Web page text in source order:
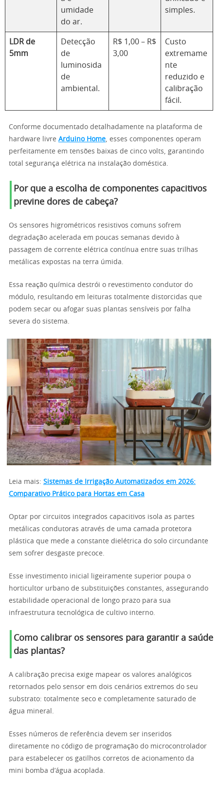
umidade
do ar.
simples.
LDR de
5mm
Detecção
de
luminosida
de
ambiental.
R$ 1,00 – R$
3,00
Custo
extremame
nte
reduzido e
calibração
fácil.
Conforme documentado detalhadamente na plataforma de
hardware livre Arduino Home, esses componentes operam
perfeitamente em tensões baixas de cinco volts, garantindo
total segurança elétrica na instalação doméstica.
Por que a escolha de componentes capacitivos
previne dores de cabeça?
Os sensores higrométricos resistivos comuns sofrem
degradação acelerada em poucas semanas devido à
passagem de corrente elétrica contínua entre suas trilhas
metálicas expostas na terra úmida.
Essa reação química destrói o revestimento condutor do
módulo, resultando em leituras totalmente distorcidas que
podem secar ou afogar suas plantas sensíveis por falha
severa do sistema.
Leia mais: Sistemas de Irrigação Automatizados em 2026:
Comparativo Prático para Hortas em Casa
Optar por circuitos integrados capacitivos isola as partes
metálicas condutoras através de uma camada protetora
plástica que mede a constante dielétrica do solo circundante
sem sofrer desgaste precoce.
Esse investimento inicial ligeiramente superior poupa o
horticultor urbano de substituições constantes, assegurando
estabilidade operacional de longo prazo para sua
infraestrutura tecnológica de cultivo interno.
Como calibrar os sensores para garantir a saúde
das plantas?
A calibração precisa exige mapear os valores analógicos
retornados pelo sensor em dois cenários extremos do seu
substrato: totalmente seco e completamente saturado de
água mineral.
Esses números de referência devem ser inseridos
diretamente no código de programação do microcontrolador
para estabelecer os gatilhos corretos de acionamento da
mini bomba d’água acoplada.